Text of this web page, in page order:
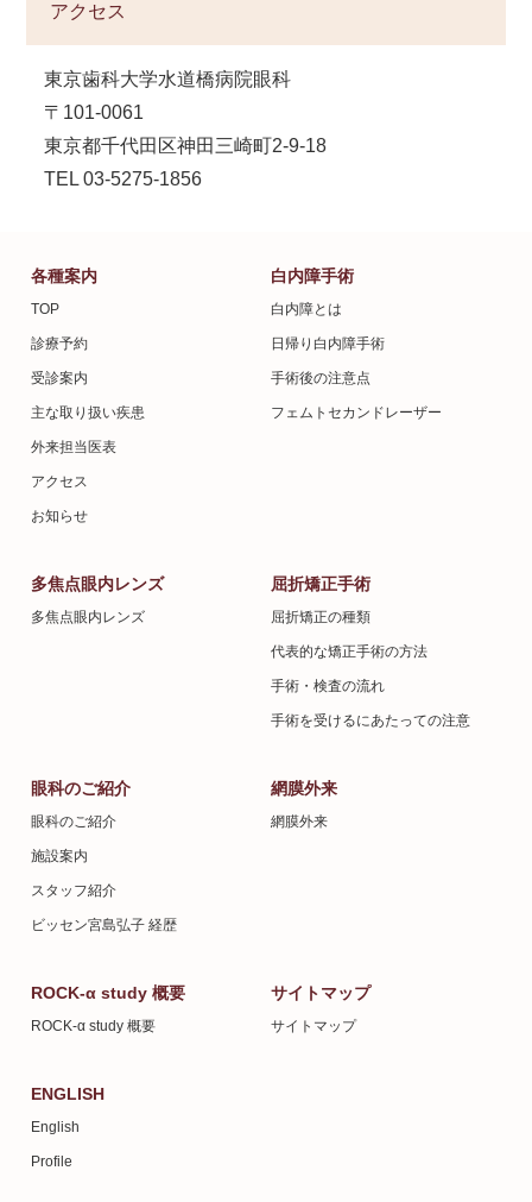
アクセス
東京歯科大学水道橋病院眼科
〒101-0061
東京都千代田区神田三崎町2-9-18
TEL 03-5275-1856
各種案内
TOP
診療予約
受診案内
主な取り扱い疾患
外来担当医表
アクセス
お知らせ
白内障手術
白内障とは
日帰り白内障手術
手術後の注意点
フェムトセカンドレーザー
多焦点眼内レンズ
多焦点眼内レンズ
屈折矯正手術
屈折矯正の種類
代表的な矯正手術の方法
手術・検査の流れ
手術を受けるにあたっての注意
眼科のご紹介
眼科のご紹介
施設案内
スタッフ紹介
ビッセン宮島弘子 経歴
網膜外来
網膜外来
ROCK-α study 概要
ROCK-α study 概要
サイトマップ
サイトマップ
ENGLISH
English
Profile